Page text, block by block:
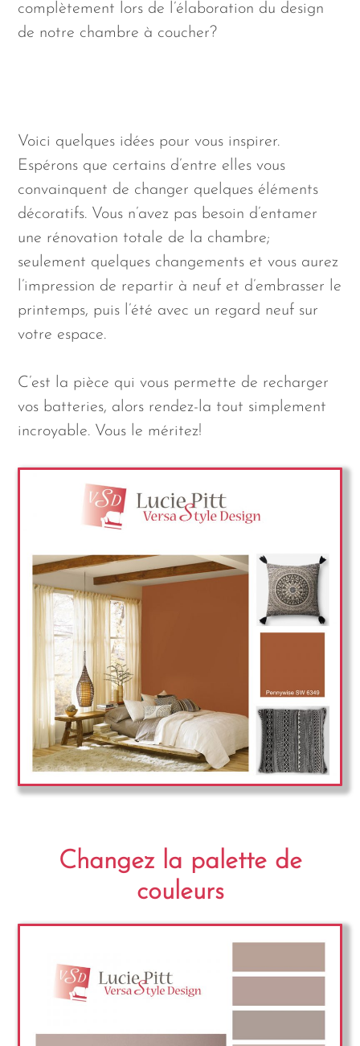
complètement lors de l’élaboration du design
de notre chambre à coucher?
Voici quelques idées pour vous inspirer.
Espérons que certains d’entre elles vous
convainquent de changer quelques éléments
décoratifs. Vous n’avez pas besoin d’entamer
une rénovation totale de la chambre;
seulement quelques changements et vous aurez
l’impression de repartir à neuf et d’embrasser le
printemps, puis l’été avec un regard neuf sur
votre espace.
C’est la pièce qui vous permette de recharger
vos batteries, alors rendez-la tout simplement
incroyable. Vous le méritez!
Changez la palette de
couleurs